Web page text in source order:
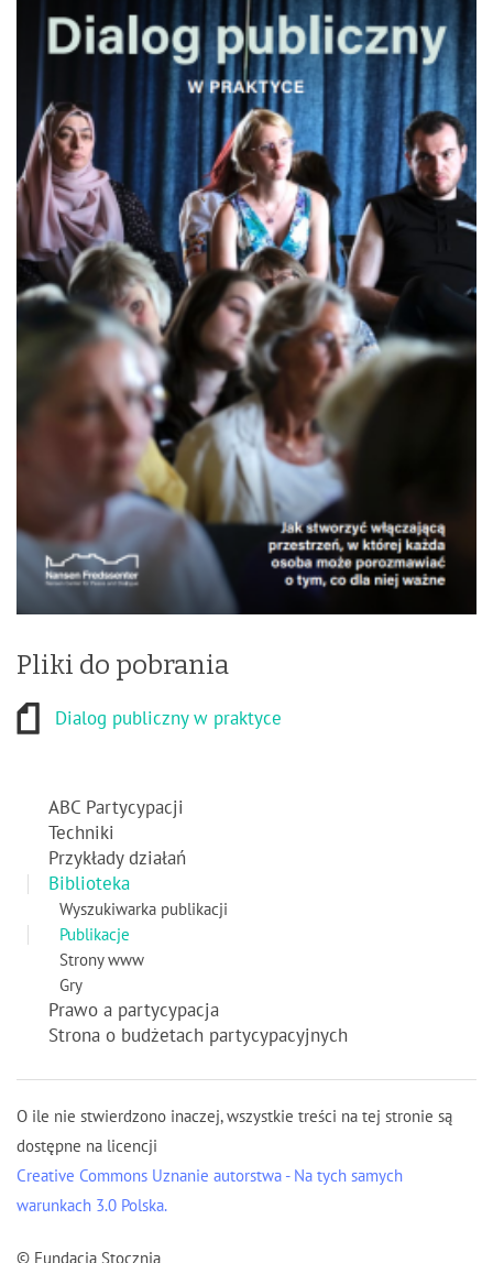
Pliki do pobrania
Dialog publiczny w praktyce
ABC Partycypacji
Techniki
Przykłady działań
Biblioteka
Wyszukiwarka publikacji
Publikacje
Strony www
Gry
Prawo a partycypacja
Strona o budżetach partycypacyjnych
O ile nie stwierdzono inaczej, wszystkie treści na tej stronie są
dostępne na licencji
Creative Commons Uznanie autorstwa - Na tych samych
warunkach 3.0 Polska.
© Fundacja Stocznia